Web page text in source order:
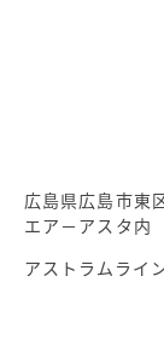
広島県広島市東
エア－アスタ内
アストラムラ